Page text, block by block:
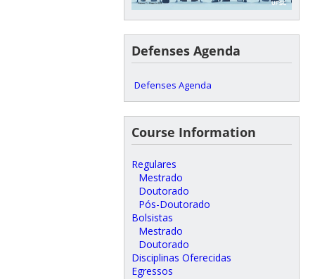
Defenses Agenda
Defenses Agenda
Course Information
Regulares
Mestrado
Doutorado
Pós-Doutorado
Bolsistas
Mestrado
Doutorado
Disciplinas Oferecidas
Egressos